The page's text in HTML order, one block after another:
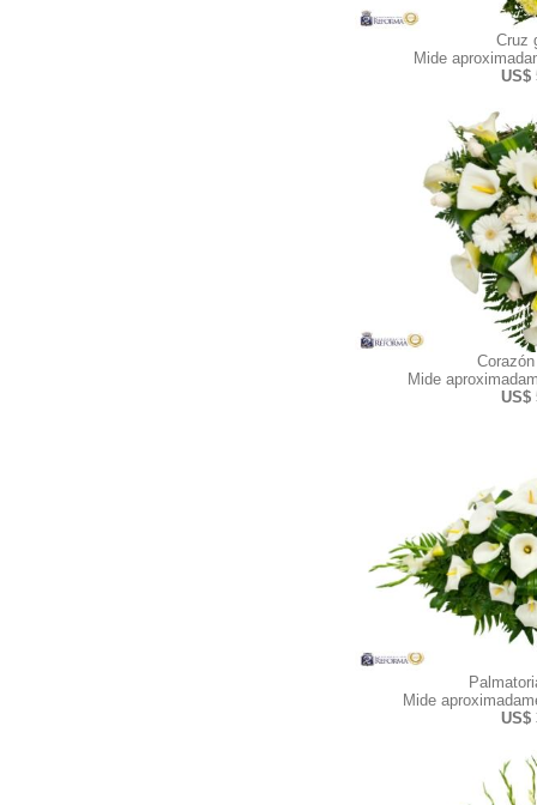
Cruz
Mide
US$
Mide
US$
Mide
US$